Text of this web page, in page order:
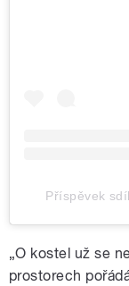
Příspěvek
„O kostel už se
prostorech